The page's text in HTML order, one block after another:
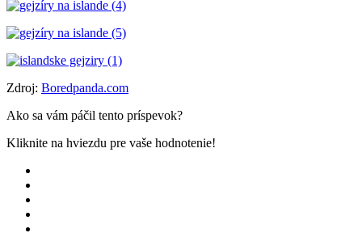
Zdroj: Boredpanda.com
Ako sa vám páčil tento príspevok?
Kliknite na hviezdu pre vaše hodnotenie!